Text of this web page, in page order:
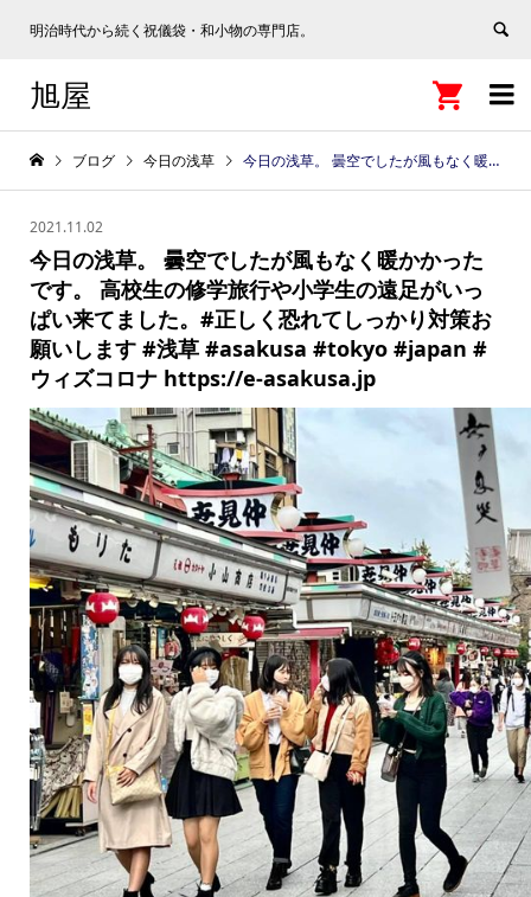
明治時代から続く祝儀袋・和小物の専門店。

旭屋 
ブログ 今日の浅草 今日の浅草。 曇空でしたが風もなく暖かかったです。 高校生の修学旅行や小学生の遠足がいっぱい来てました。#正しく恐れてしっかり対策お願いします #浅草 #asakusa #tokyo #japan #ウィズコロナ https://e-asakusa.jp
2021.11.02
今日の浅草。 曇空でしたが風もなく暖かかった
です。 高校生の修学旅行や小学生の遠足がいっ
ぱい来てました。#正しく恐れてしっかり対策お
願いします #浅草 #asakusa #tokyo #japan #
ウィズコロナ https://e-asakusa.jp